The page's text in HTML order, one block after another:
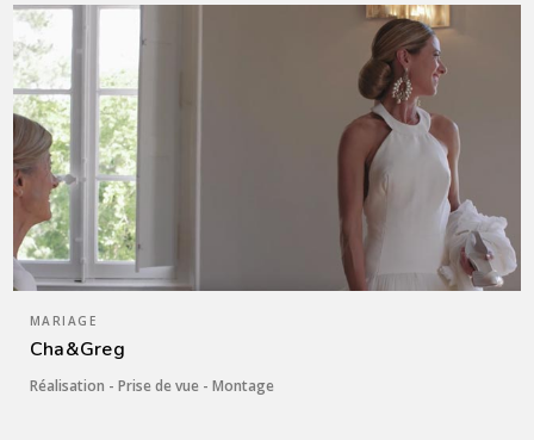
MARIAGE
Cha&Greg
Réalisation - Prise de vue - Montage